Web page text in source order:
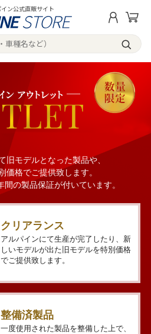
イン公式直販サイト
旧モデルとなった製品や、
価格でご提供致します。
の製品保証が付いています。
クリアランス
アルパインにて生産が完了したり、新
しいモデルが出た旧モデルを特別価格
でご提供致します。
整備済製品
一度使用された製品を整備した上で、